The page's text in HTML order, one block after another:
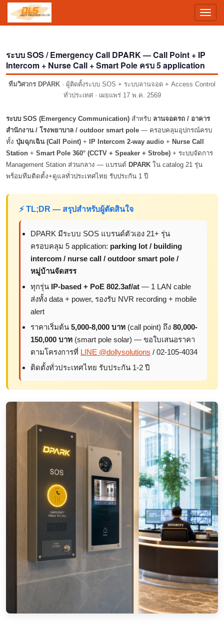
ระบบ SOS / Emergency Call DPARK — Call Point + IP
Intercom + Nurse Call + Smart Pole ครบ 5 application
ทีมวิศวกร DPARK · ผู้ติดตั้งระบบ SOS + ระบบลานจอด + Access Control
ทั่วประเทศ · เผยแพร่ 17 พ.ค. 2569
ระบบ SOS (Emergency Communication) สำหรับ ลานจอดรถ / อาคาร
สำนักงาน / โรงพยาบาล / outdoor smart pole — ครอบคลุมอุปกรณ์ครบ
ทั้ง ปุ่มฉุกเฉิน (Call Point) + IP Intercom 2-way audio + Nurse Call
Station + Smart Pole 360° (CCTV + Speaker + Strobe) + ระบบจัดการ
Management Station ส่วนกลาง — แบรนด์ DPARK ใน catalog 21 รุ่น
พร้อมทีมติดตั้ง+ดูแลทั่วประเทศไทย รับประกัน 1 ปี
⚡ TL;DR — สรุปสำหรับผู้ตัดสินใจ
DPARK มีระบบ SOS แบรนด์ตัวเอง 21+ รุ่น
ครอบคลุม 5 application: parking lot / building
intercom / nurse call / outdoor smart pole /
หมู่บ้านจัดสรร
ทุกรุ่น IP-based + PoE 802.3af/at — 1 LAN cable
ส่งทั้ง data + power, รองรับ NVR recording + mobile
alert
ราคาเริ่มต้น 5,000-8,000 บาท (call point) ถึง 80,000-
150,000 บาท (smart pole solar) — ขอใบเสนอราคา
ตามโครงการที่ LINE @dollysolutions / 02-105-4034
ติดตั้งทั่วประเทศไทย รับประกัน 1-2 ปี